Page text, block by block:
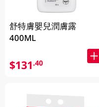
舒特膚嬰兒潤膚露
400ML
$131.40